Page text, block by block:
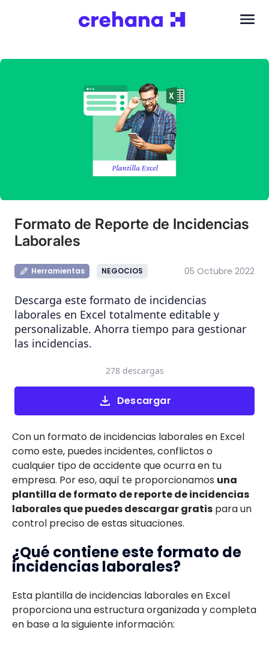
Formato de Reporte de Incidencias
Laborales
Herramientas NEGOCIOS 05 Octubre 2022
Descarga este formato de incidencias
laborales en Excel totalmente editable y
personalizable. Ahorra tiempo para gestionar
las incidencias.
Descargar
278 descargas
Con un formato de incidencias laborales en Excel
como este, puedes incidentes, conflictos o
cualquier tipo de accidente que ocurra en tu
empresa. Por eso, aquí te proporcionamos una
plantilla de formato de reporte de incidencias
laborales que puedes descargar gratis para un
control preciso de estas situaciones.
¿Qué contiene este formato de
incidencias laborales?
Esta plantilla de incidencias laborales en Excel
proporciona una estructura organizada y completa
en base a la siguiente información: